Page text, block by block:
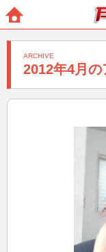
2012年4月
ARCHIVE